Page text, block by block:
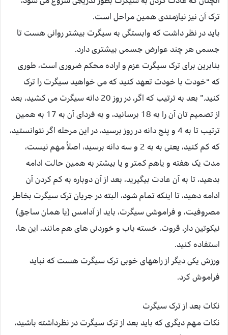
ترک آن نیز نیازمندی همین مراحل است.
باید در نظر داشت که وابستگی به سیگرت بیشتر روانی هست تا
جسمی هر چند عوارض جسمی بیشتری دارد.
بنابرین برای ترک سیگرت عزم و اراده محکم ضروری است، طوری
که “خودت با خودت تعهد کنید که می خواهید سیگرت را ترک
کنید.” بعد به ترتیب که اگر، در روز 20 دانه سیگرت می کشید، بعد
از تصمیم تان آن را به 18 برسانید، و به فردای آن به 17 به همین
ترتیب تا به 4 و پنج دانه در روز برسید، در این مرحله اگر نتوانستید،
که کم کنید، یعنی به به 2 و سه دانه برسید، اصلاً مهم نیست،
مدت یک هفته و یاهم کمتر و یا بیشتر به همین حالت ادامه
بدهید، تا به آن عادت بیگیرید، بعد از آن دوباره به کم کردن آن
ادامه دهید، تا اینکه تمام شود، البته در جریان ترک سیگرت بخاطر
مصروفیت، و فراموشی سیگرت، باید از آدامس (یا همان ساجق)
نیکوتین دار، قروت، خسته باب و خوردنی های هم مانند، این ها،
استفاده کنید.
ورزش یکی دیگر از راههای خوبی ترک سیگرت هست که نباید
فراموش کرد.
نکات بعد از ترک سیگرت
نکات مهم دیگری که باید بعد از ترک سیگرت در نظرداشته باشید،